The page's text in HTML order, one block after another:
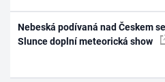
Nebeská podívaná nad Českem
Slunce doplní meteorická show